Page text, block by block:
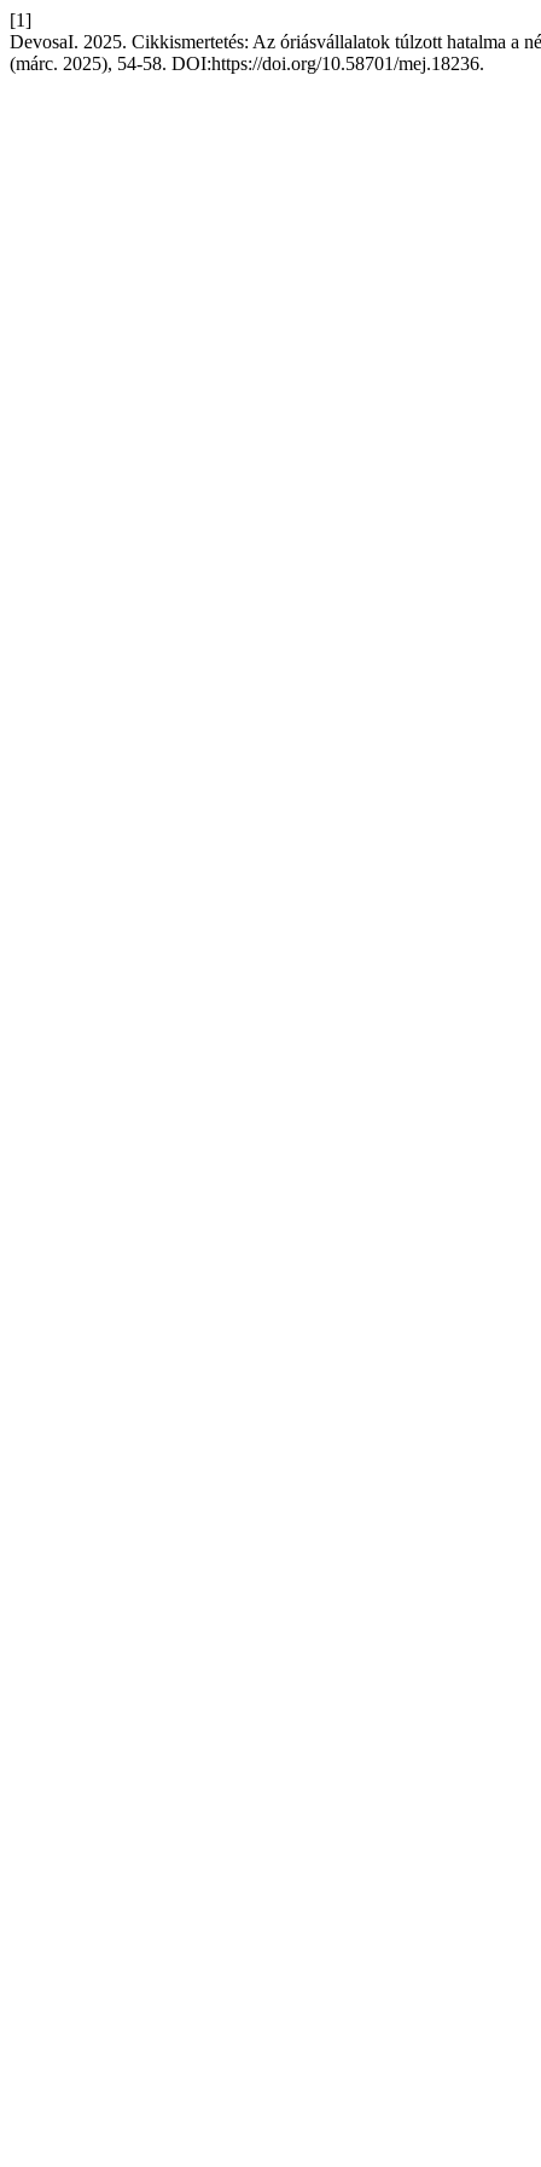
[1]
DevosaI. 2025. Cikkismertetés: Az óriásvállalatok túlzott hatalma a
(márc. 2025), 54-58. DOI:https://doi.org/10.58701/mej.18236.